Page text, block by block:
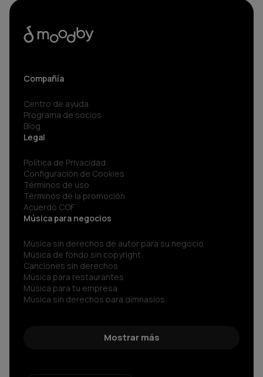
Compañía
Centro de ayuda
Programa de socios
Blog
Legal
Política de Privacidad
Configuración de Cookies
Términos de uso
Términos de la promoción
Acuerdo COF
Música para negocios
Música sin derechos de autor para su negocio
Música de fondo sin copyright
Canciones sin derechos
Música para restaurantes
Música para tu empresa
Música sin derechos para gimnasios
Sonidos sin copyrightMostrar más